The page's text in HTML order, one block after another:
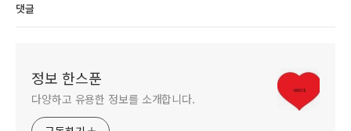
댓글
정보 한스푼
다양하고 유용한 정보를 소개합니다.